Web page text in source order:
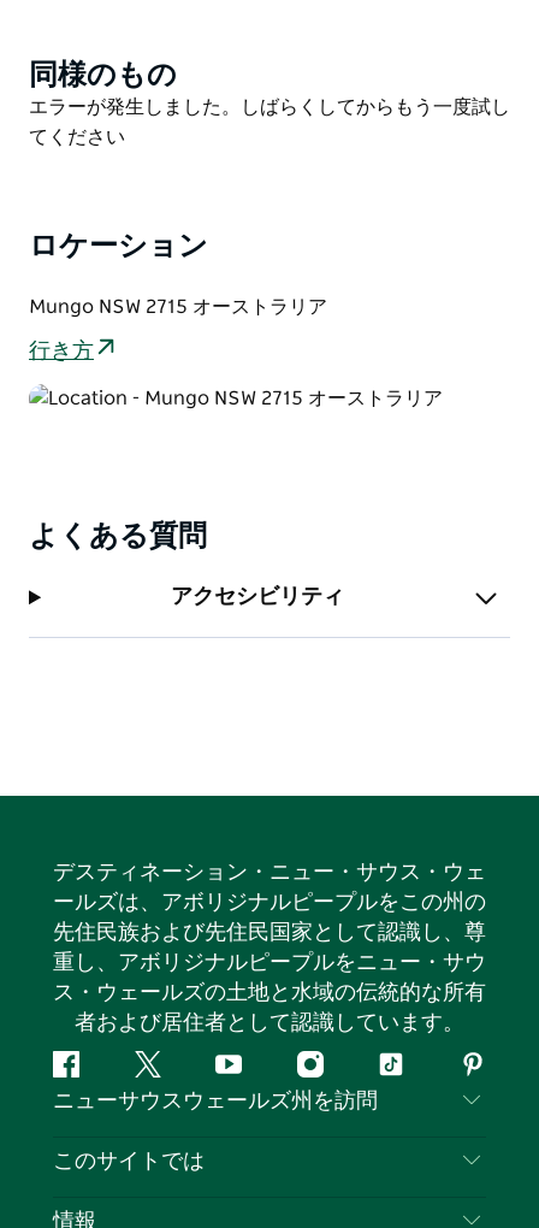
日の出や日の入りの時間帯は、風と浸食によって削り出
されたドラマチックな地形が織りなす壮大な眺めが楽し
めます。息を呑むのは、息を呑むような美しい砂漠の景
古代の湖底の奥深くから、3万6000年以上前のものと
ました。目を閉じて、広大な湖に恵まれた肥沃な土地を
ほどの大きさのウォンバットが草を食んでいたのです。
Google ストリートビュー トレッカーで撮影した、万里
Product
List
同様のもの
Product
List
エラーが発生しました。しばらくしてからもう一度試し
てください
ロケーション
Mungo NSW 2715 オーストラリア
行き方
よくある質問
アクセシビリティ
デスティネーション・ニュー・サウス・ウェ
ールズは、アボリジナルピープルをこの州の
先住民族および先住民国家として認識し、尊
重し、アボリジナルピープルをニュー・サウ
ス・ウェールズの土地と水域の伝統的な所有
者および居住者として認識しています。
フ
ェ
ス
ツ
イ
タ
ユ
ー
イ
ン
テ
ピ
ン
レ
ニューサウスウェールズ州を訪問
お問い合わせ
このサイトでは
目的地
情報